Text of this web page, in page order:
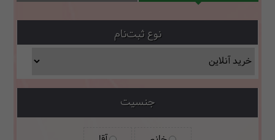
نوع ثبت‌نام
جنسیت